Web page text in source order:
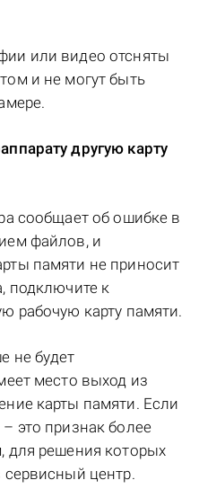
или видео отсняты
и не могут быть
другую карту
сообщает об ошибке в
файлов, и
памяти не приносит
подключите к
рабочую карту памяти.
не будет
место выход из
карты памяти. Если
это признак более
для решения которых
сервисный центр.